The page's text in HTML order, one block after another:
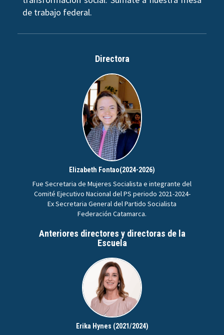
de trabajo federal.
Directora
Elizabeth Fontao(2024-2026)
Fue Secretaria de Mujeres Socialista e integrante del
Comité Ejecutivo Nacional del PS periodo 2021-2024-
Ex Secretaria General del Partido Socialista
Federación Catamarca.
Anteriores directores y directoras de la
Escuela
Erika Hynes (2021/2024)